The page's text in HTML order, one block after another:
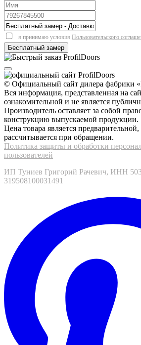
я принимаю условия Пользовательского
© Официальный сайт дилера фабрики
Вся информация, представленная на
ознакомительной и не является
Производитель оставляет за собой
конструкцию выпускаемой продукции.
Цена товара является
рассчитывается при обращении.
Политика защиты и обработки
пользователей
ИП Туниев Григорий Рачевич, ИНН
319508100031491